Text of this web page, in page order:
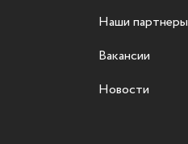
Наши партнеры
Вакансии
Новости